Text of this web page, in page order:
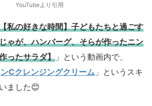
YouTubeより引用
私の好きな時間】子どもたちと過ごす
ゃが、ハンバーグ、そらが作ったニン
ったサラダ】 」という動画内で、
Cクレンジングクリーム 」というスキ
ました😊